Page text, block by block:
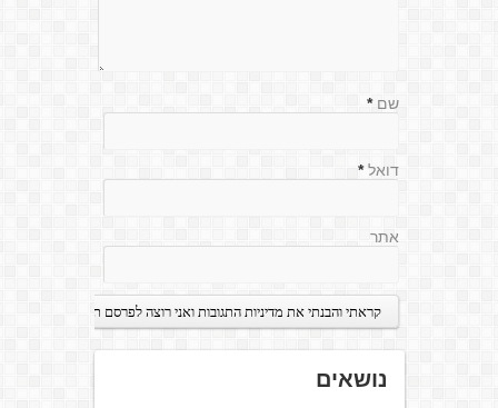
שם *
דואל *
אתר
נושאים